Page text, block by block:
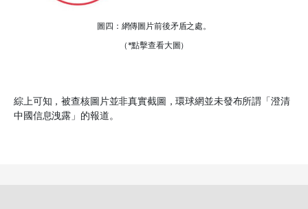
圖四：網傳圖片前後矛盾之處。
（*點擊查看大圖）
綜上可知，被查核圖片並非真實截圖，環球網並未發布所謂「澄清
中國信息洩露」的報道。